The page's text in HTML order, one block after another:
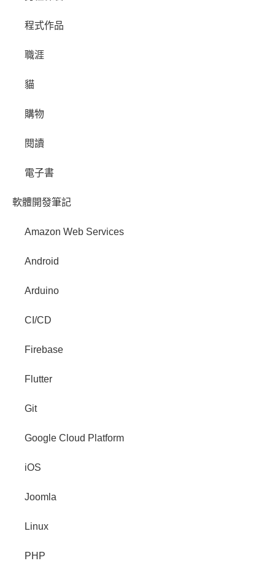
程式作品
職涯
貓
購物
閱讀
電子書
軟體開發筆記
Amazon Web Services
Android
Arduino
CI/CD
Firebase
Flutter
Git
Google Cloud Platform
iOS
Joomla
Linux
PHP